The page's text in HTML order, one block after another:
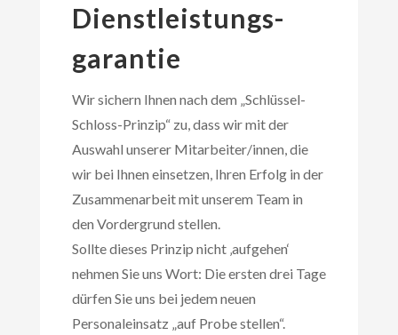
Dienstleistungs-
garantie
Wir sichern Ihnen nach dem „Schlüssel-
Schloss-Prinzip“ zu, dass wir mit der
Auswahl unserer Mitarbeiter/innen, die
wir bei Ihnen einsetzen, Ihren Erfolg in der
Zusammenarbeit mit unserem Team in
den Vordergrund stellen.
Sollte dieses Prinzip nicht ‚aufgehen‘
nehmen Sie uns Wort: Die ersten drei Tage
dürfen Sie uns bei jedem neuen
Personaleinsatz „auf Probe stellen“.